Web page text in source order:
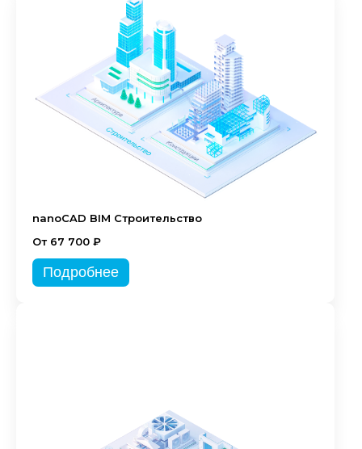
nanoCAD BIM Строительство
От 67 700 ₽
Подробнее